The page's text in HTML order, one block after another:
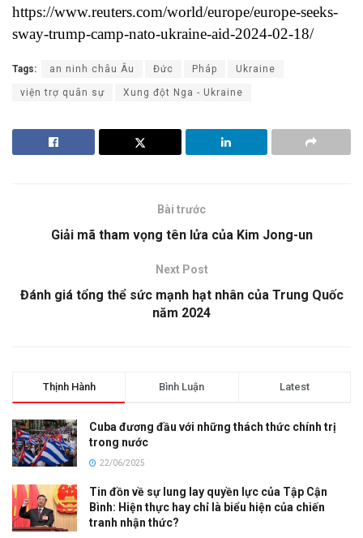
https://www.reuters.com/world/europe/europe-seeks-
sway-trump-camp-nato-ukraine-aid-2024-02-18/
Tags: an ninh châu Âu Đức Pháp Ukraine
viện trợ quân sự Xung đột Nga - Ukraine
Bài trước
Giải mã tham vọng tên lửa của Kim Jong-un
Next Post
Đánh giá tổng thể sức mạnh hạt nhân của Trung Quốc
năm 2024
Thịnh Hành Bình Luận Latest
Cuba đương đầu với những thách thức chính trị
trong nước
22/06/2025
Tin đồn về sự lung lay quyền lực của Tập Cận
Bình: Hiện thực hay chỉ là biểu hiện của chiến
tranh nhận thức?